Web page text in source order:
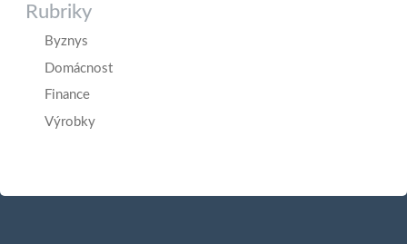
Rubriky
Byznys
Domácnost
Finance
Výrobky